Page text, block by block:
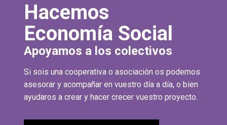
Hacemos
Economía Social
Apoyamos a los colectivos
Si sois una cooperativa o asociación os podemos
asesorar y acompañar en vuestro día a día, o bien
ayudaros a crear y hacer crecer vuestro proyecto.